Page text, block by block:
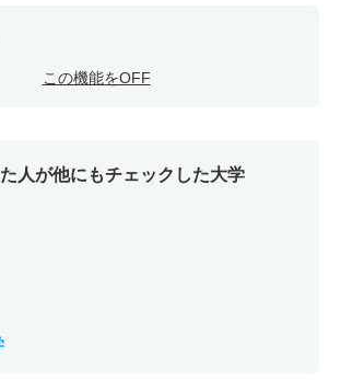
この機能をOFF
人が他にもチェックした大学